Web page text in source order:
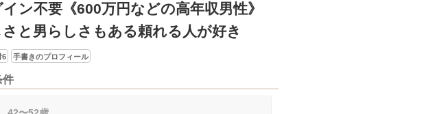
イン不要《600万円などの高年収男性》
と男らしさもある頼れる人が好き
6 手書きのプロフィール
件